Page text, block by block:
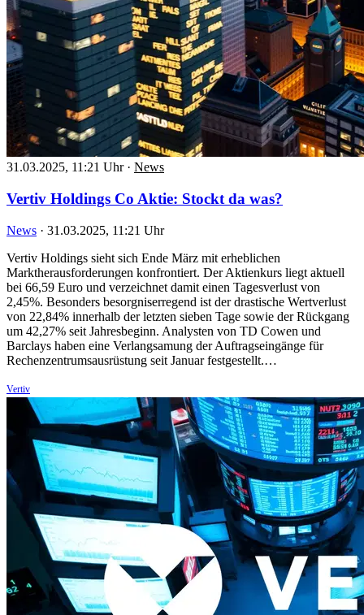
31.03.2025, 11:21 Uhr · News
Vertiv Holdings Co Aktie: Stockt da was?
News · 31.03.2025, 11:21 Uhr
Vertiv Holdings sieht sich Ende März mit erheblichen
Marktherausforderungen konfrontiert. Der Aktienkurs liegt aktuell
bei 66,59 Euro und verzeichnet damit einen Tagesverlust von
2,45%. Besonders besorgniserregend ist der drastische Wertverlust
von 22,84% innerhalb der letzten sieben Tage sowie der Rückgang
um 42,27% seit Jahresbeginn. Analysten von TD Cowen und
Barclays haben eine Verlangsamung der Auftragseingänge für
Rechenzentrumsausrüstung seit Januar festgestellt.…
Vertiv